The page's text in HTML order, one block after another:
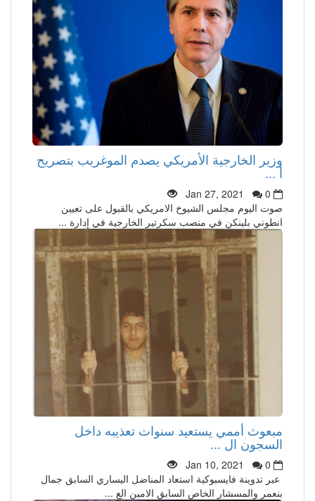
وزير الخارجية الأمريكي يصدم الموغريب بتصريح
أ ...
Jan 27, 2021
0
صوت اليوم مجلس الشيوخ الامريكي بالقبول على تعيين
انطوني بلينكن في منصب سكرتير الخارجية في إدارة ...
مبعوث أممي يستعيد سنوات تعذيبه داخل
السجون ال ...
Jan 10, 2021
0
عبر تدوينة فايسبوكية استعاد المناضل اليساري السابق جمال
بنعمر والمسشار الخاص السابق الامين الع ...